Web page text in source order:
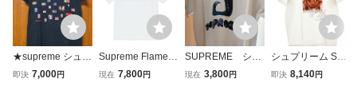
★supreme シュプ
リーム 半袖 プリ
即決 7,000円
Supreme Flame L
ogo Tシャツ 白 M
現在 7,800円
SUPREME シュ
プリーム Tシャ
現在 3,800円
シュプリーム SUP
REME 22SS LIL K
即決 8,140円